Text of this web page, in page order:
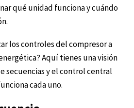
qué unidad funciona y cuándo
los controles del compresor a
Aquí tienes una visión
secuencias y el control central
cada uno.